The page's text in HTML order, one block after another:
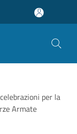
per la
Armate